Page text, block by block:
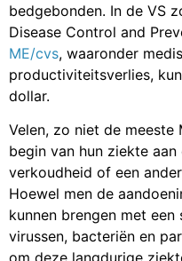
bedgebonden. In de VS
Disease Control and
ME/cvs, waaronder
productiviteitsverlies,
dollar.
Velen, zo niet de
begin van hun ziekte
verkoudheid of een
Hoewel men de
kunnen brengen met
virussen, bacteriën en
om deze langdurige